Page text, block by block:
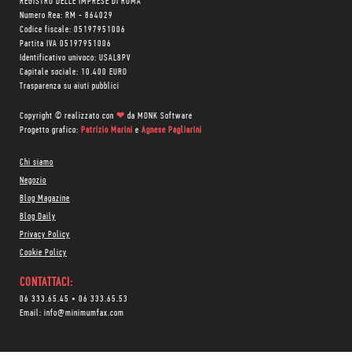
Numero Rea: RM - 864029
Codice fiscale: 05197951006
Partita IVA 05197951006
Identificativo univoco: USAL8PV
Capitale sociale: 10.400 EURO
Trasparenza su aiuti pubblici
Copyright © realizzato con ❤ da MONK Software
Progetto grafico: Patrizio Marini e Agnese Pagliarini
Chi siamo
Negozio
Blog Magazine
Blog Daily
Privacy Policy
Cookie Policy
CONTATTACI:
06 333.65.45 • 06 333.65.53
Email: info@minimumfax.com